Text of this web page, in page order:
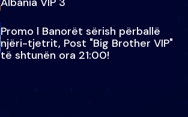
Promo l Banorët sërish përballë
njëri-tjetrit, Post "Big Brother VIP"
të shtunën ora 21:00!